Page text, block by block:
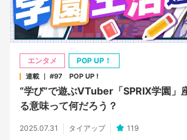
エンタメ POP UP！
連載 ｜ #97 POP UP !
“学び”で遊ぶVTuber「SPRIX学園」
る意味って何だろう？
2025.07.31 タイアップ 119